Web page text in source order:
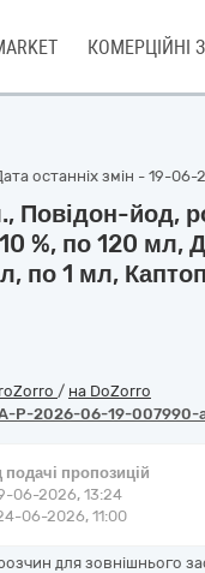
КОМЕРЦІЙНІ
останніх змін - 19-06-
Повідон-йод,
%, по 120 мл,
по 1 мл,
/ на DoZorro
P-2026-06-19-007990-
подачі пропозицій
06-2026, 13:24
06-2026, 11:00
для зовнішнього